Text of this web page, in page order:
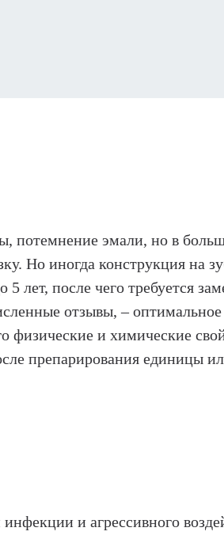
потемнение эмали, но в
Но иногда конструкция на
лет, после чего требуется
отзывы, –
физические и химические
препарирования единицы
и агрессивного